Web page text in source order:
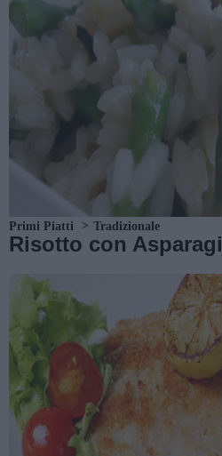
Primi Piatti Tradizionale
Risotto con Asparagi